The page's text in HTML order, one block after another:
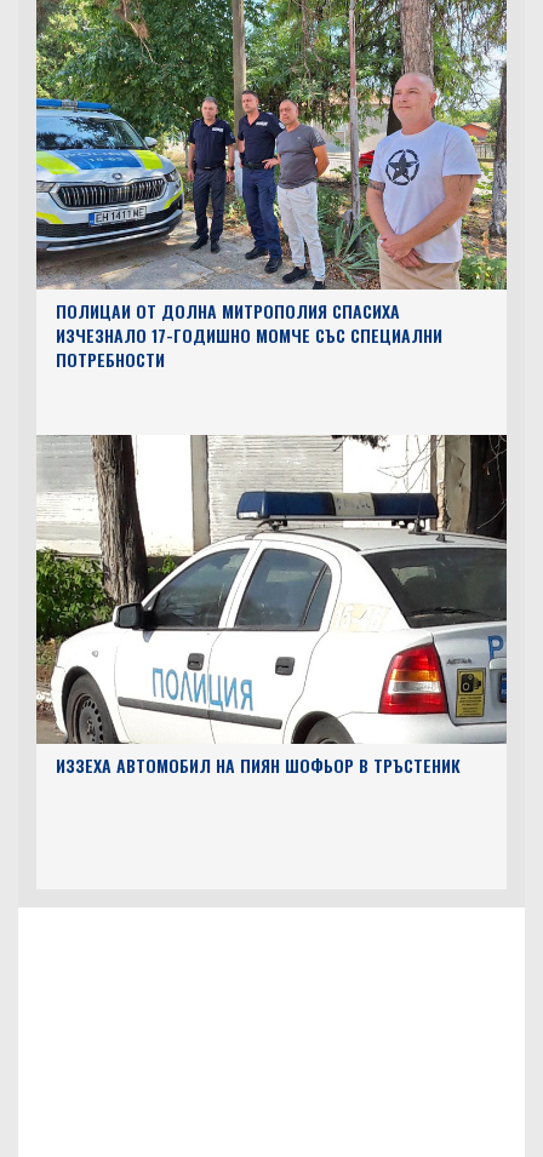
ПОЛИЦАИ ОТ ДОЛНА МИТРОПОЛИЯ СПАСИХА
ИЗЧЕЗНАЛО 17-ГОДИШНО МОМЧЕ СЪС СПЕЦИАЛНИ
ПОТРЕБНОСТИ
ИЗЗЕХА АВТОМОБИЛ НА ПИЯН ШОФЬОР В ТРЪСТЕНИК